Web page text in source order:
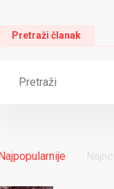
Pretraži članak